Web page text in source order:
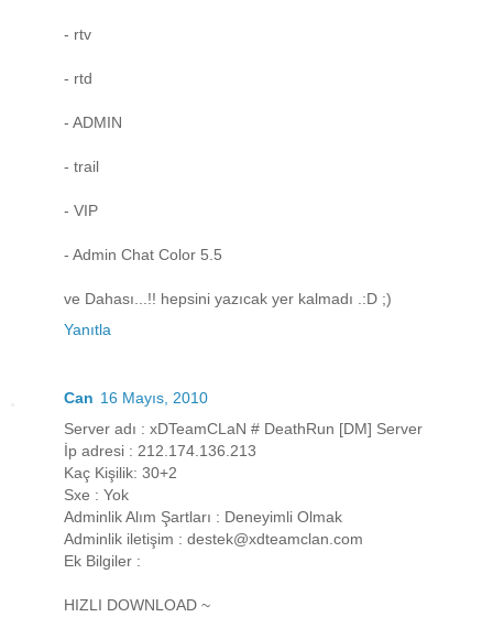
- rtv
- rtd
- ADMIN
- trail
- VIP
- Admin Chat Color 5.5
ve Dahası...!! hepsini yazıcak yer kalmadı .:D ;)
Yanıtla
Can 16 Mayıs, 2010
Server adı : xDTeamCLaN # DeathRun [DM] Server
İp adresi : 212.174.136.213
Kaç Kişilik: 30+2
Sxe : Yok
Adminlik Alım Şartları : Deneyimli Olmak
Adminlik iletişim : destek@xdteamclan.com
Ek Bilgiler :
HIZLI DOWNLOAD ~